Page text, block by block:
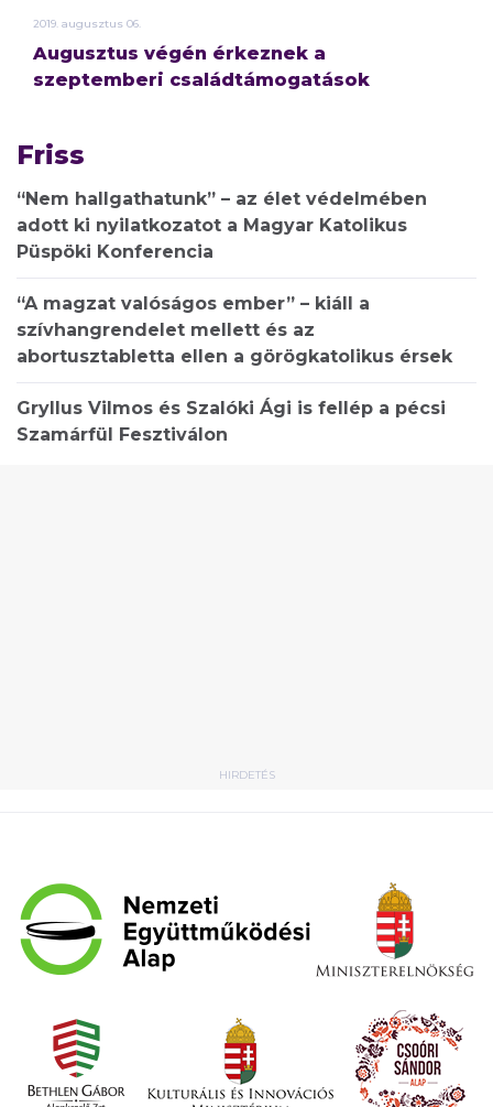
2019. augusztus 06.
Augusztus végén érkeznek a
szeptemberi családtámogatások
Friss
“Nem hallgathatunk” – az élet védelmében
adott ki nyilatkozatot a Magyar Katolikus
Püspöki Konferencia
“A magzat valóságos ember” – kiáll a
szívhangrendelet mellett és az
abortusztabletta ellen a görögkatolikus érsek
Gryllus Vilmos és Szalóki Ági is fellép a pécsi
Szamárfül Fesztiválon
HIRDETÉS